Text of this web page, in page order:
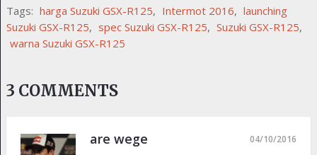
Tags: harga Suzuki GSX-R125, Intermot 2016, launching
Suzuki GSX-R125, spec Suzuki GSX-R125, Suzuki GSX-R125,
warna Suzuki GSX-R125
3 COMMENTS
are wege 04/10/2016